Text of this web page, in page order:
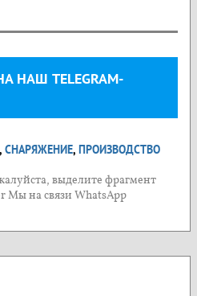
НАШ TELEGRAM-
, СНАРЯЖЕНИЕ, ПРОИЗВОДСТВО
выделите фрагмент
Мы на связи WhatsApp